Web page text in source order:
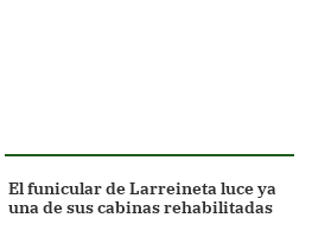
El funicular de Larreineta luce ya
una de sus cabinas rehabilitadas